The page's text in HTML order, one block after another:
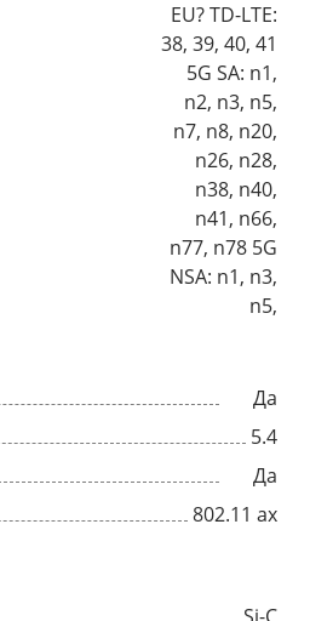
EU? TD-LTE:
38, 39, 40, 41
5G SA: n1,
n2, n3, n5,
n7, n8, n20,
n26, n28,
n38, n40,
n41, n66,
n77, n78 5G
NSA: n1, n3,
n5,
Да
5.4
Да
802.11 ax